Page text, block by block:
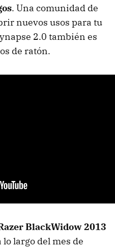
. Una comunidad de
nuevos usos para tu
2.0 también es
de ratón.
BlackWidow 2013
largo del mes de